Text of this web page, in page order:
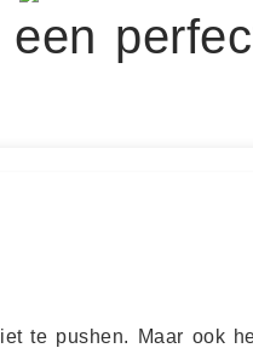
te pushen. Maar ook